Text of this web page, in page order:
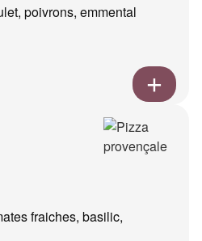
poivrons, emmental
fraiches, basilic,